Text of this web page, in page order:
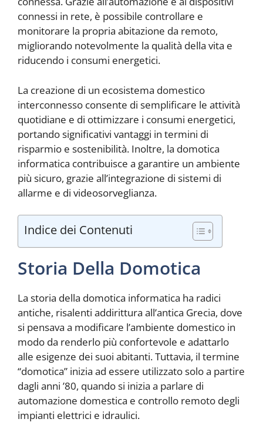
connessi in rete, è possibile controllare e
monitorare la propria abitazione da remoto,
migliorando notevolmente la qualità della vita e
riducendo i consumi energetici.
La creazione di un ecosistema domestico
interconnesso consente di semplificare le attività
quotidiane e di ottimizzare i consumi energetici,
portando significativi vantaggi in termini di
risparmio e sostenibilità. Inoltre, la domotica
informatica contribuisce a garantire un ambiente
più sicuro, grazie all’integrazione di sistemi di
allarme e di videosorveglianza.
Indice dei Contenuti
Storia Della Domotica
La storia della domotica informatica ha radici
antiche, risalenti addirittura all’antica Grecia, dove
si pensava a modificare l’ambiente domestico in
modo da renderlo più confortevole e adattarlo
alle esigenze dei suoi abitanti. Tuttavia, il termine
“domotica” inizia ad essere utilizzato solo a partire
dagli anni ’80, quando si inizia a parlare di
automazione domestica e controllo remoto degli
impianti elettrici e idraulici.